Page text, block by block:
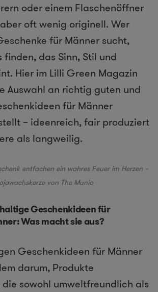
oder einem Flaschenöffner
oft wenig originell. Wer
für Männer sucht,
das Sinn, Stil und
Hier im Lilli Green Magazin
Auswahl an richtig guten und
für Männer
– ideenreich, fair produziert
als langweilig.
entfachen ein wahres Feuer im Herzen –
von The Munio
Geschenkideen für
Was macht sie aus?
Geschenkideen für Männer
darum, Produkte
sowohl umweltfreundlich als